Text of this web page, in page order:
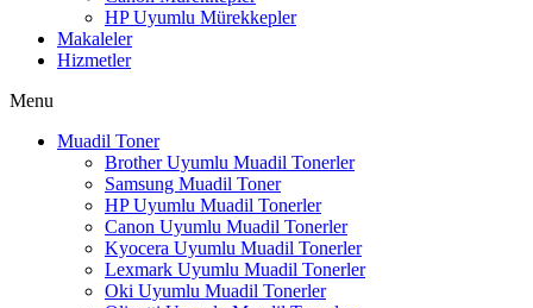
HP Uyumlu Mürekkepler
Makaleler
Hizmetler
Menu
Muadil Toner
Brother Uyumlu Muadil Tonerler
Samsung Muadil Toner
HP Uyumlu Muadil Tonerler
Canon Uyumlu Muadil Tonerler
Kyocera Uyumlu Muadil Tonerler
Lexmark Uyumlu Muadil Tonerler
Oki Uyumlu Muadil Tonerler